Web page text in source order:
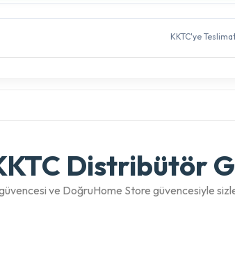
KKTC'ye
Distribütör
ve DoğruHome Store güvencesiyle